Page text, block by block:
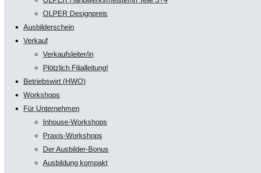
OLPER Designpreis
Ausbilderschein
Verkauf
Verkaufsleiter/in
Plötzlich Filialleitung!
Betriebswirt (HWO)
Workshops
Für Unternehmen
Inhouse-Workshops
Praxis-Workshops
Der Ausbilder-Bonus
Ausbildung kompakt